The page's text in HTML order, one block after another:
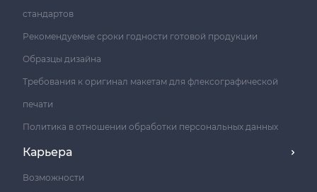
стандартов
Рекомендуемые сроки годности готовой продукции
Образцы дизайна
Требования к оригинал макетам для флексографической
печати
Политика в отношении обработки персональных данных
Карьера
Возможности